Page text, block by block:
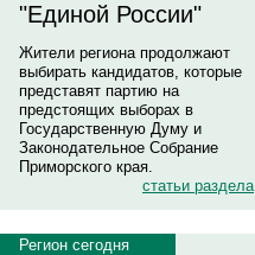
"Единой России"
Жители региона продолжают
выбирать кандидатов, которые
представят партию на
предстоящих выборах в
Государственную Думу и
Законодательное Собрание
Приморского края.
статьи раздела
Регион сегодня